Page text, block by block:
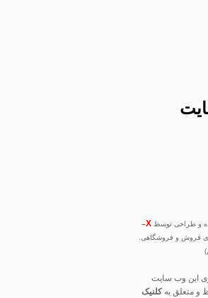
X
–
فروش و فروشگاهی.
این وب سایت
کلنیک